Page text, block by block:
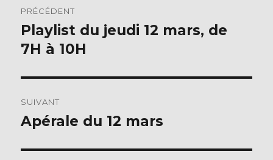
o
o
k
de
l’article
PRÉCÉDENT
Publication
précédente :
Playlist du jeudi 12 mars, de
7H à 10H
SUIVANT
Publication
Apérale du 12 mars